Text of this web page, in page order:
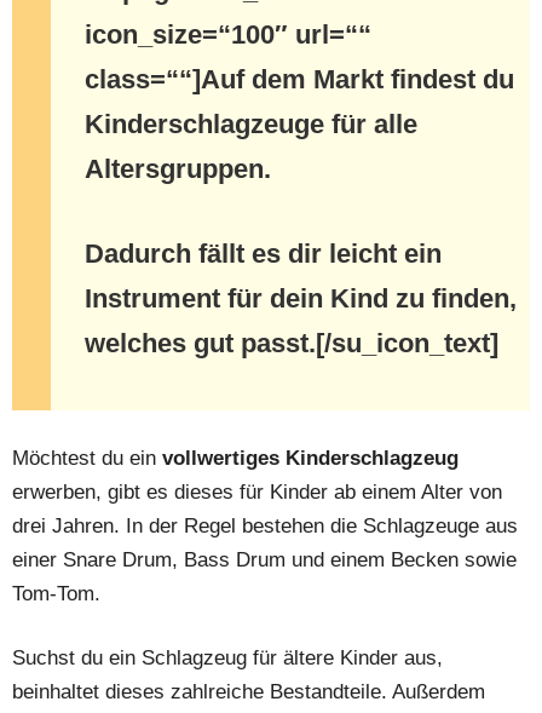
icon_size=“100″ url=““
class=““]Auf dem Markt findest du
Kinderschlagzeuge für alle
Altersgruppen.
Dadurch fällt es dir leicht ein
Instrument für dein Kind zu finden,
welches gut passt.[/su_icon_text]
Möchtest du ein vollwertiges Kinderschlagzeug
erwerben, gibt es dieses für Kinder ab einem Alter von
drei Jahren. In der Regel bestehen die Schlagzeuge aus
einer Snare Drum, Bass Drum und einem Becken sowie
Tom-Tom.
Suchst du ein Schlagzeug für ältere Kinder aus,
beinhaltet dieses zahlreiche Bestandteile. Außerdem